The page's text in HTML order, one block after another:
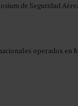
de Seguridad
operados en